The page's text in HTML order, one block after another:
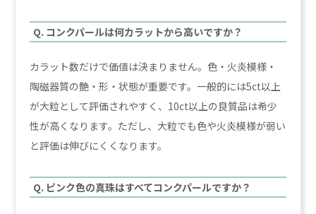
Q. コンクパールは何カラットから高いですか？
カラット数だけで価値は決まりません。色・火炎模様・
陶磁器質の艶・形・状態が重要です。一般的には5ct以上
が大粒として評価されやすく、10ct以上の良質品は希少
性が高くなります。ただし、大粒でも色や火炎模様が弱い
と評価は伸びにくくなります。
Q. ピンク色の真珠はすべてコンクパールですか？